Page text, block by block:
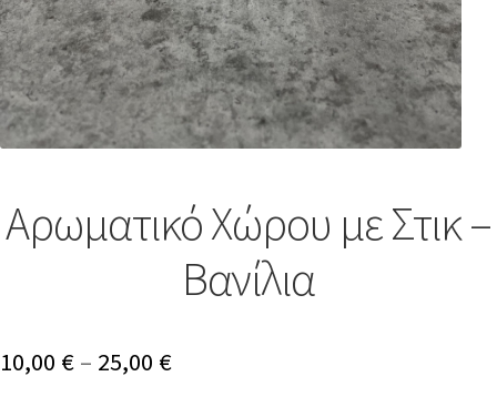
Αρωματικό Χώρου με Στικ –
Βανίλια
10,00 € – 25,00 €